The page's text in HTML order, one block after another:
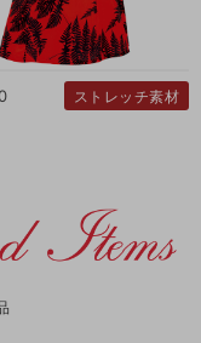
ストレッチ素材